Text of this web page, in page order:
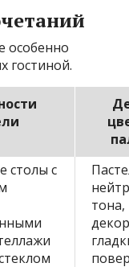
особенно
гостиной.
столы с